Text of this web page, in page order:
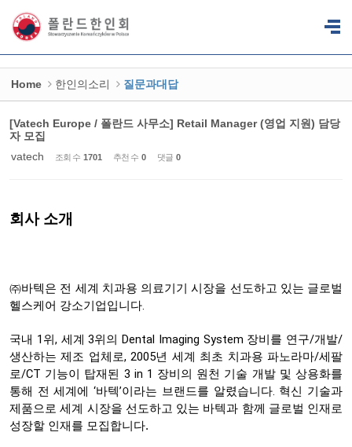
Home 한인의소리 질문과대답
[Vatech Europe / 폴란드 사무소] Retail Manager (영업 지원) 담당
자 모집
vatech
조회 수 1701 추천 수 0 댓글 0
회사 소개
㈜바텍은 전 세계 치과용 의료기기 시장을 선도하고 있는 글로벌
헬스케어 강소기업입니다.
국내 1 위 , 세계 3위의 Dental Imaging System 장비를 연구/개발/
생산하는 제조 업체로, 2005년 세계 최초 치과용 파노라마/세팔
로/CT 기능이 탑재된 3 in 1 장비의 원천 기술 개발 및 상용화를
통해
전 세계에 ‘바텍’이라는 브랜드를 알렸습니다. 혁신 기술과
제품으로 세계 시장을 선도하고 있는 바텍과 함께 글로벌 인재로
성장할 인재를 모집합니다.